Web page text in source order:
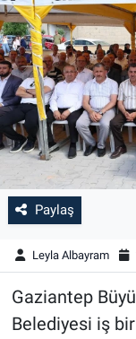
Paylaş
Leyla Albayram
Gaziantep
Belediyesi iş